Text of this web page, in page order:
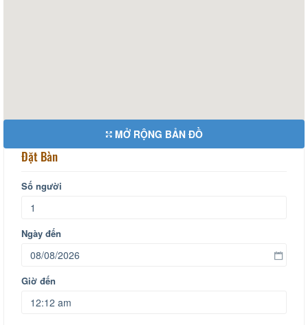
MỞ RỘNG BẢN ĐỒ
Đặt Bàn
Số người
Ngày đến
Giờ đến